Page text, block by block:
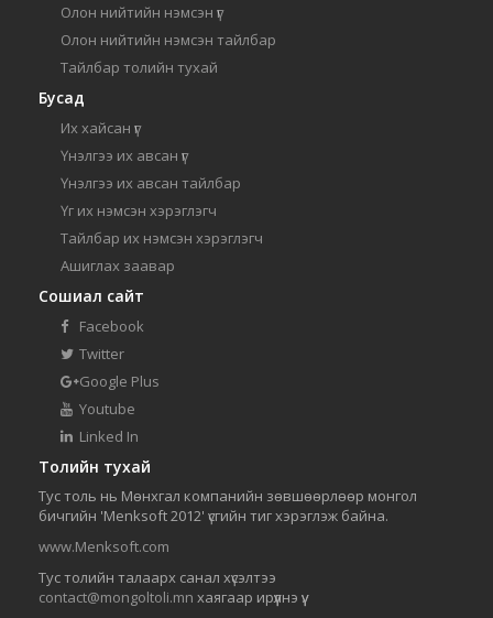
Олон нийтийн нэмсэн үг
Олон нийтийн нэмсэн тайлбар
Тайлбар толийн тухай
Бусад
Их хайсан үг
Үнэлгээ их авсан үг
Үнэлгээ их авсан тайлбар
Үг их нэмсэн хэрэглэгч
Тайлбар их нэмсэн хэрэглэгч
Ашиглах заавар
Сошиал сайт
Facebook
Twitter
Google Plus
Youtube
Linked In
Толийн тухай
Тус толь нь Мөнхгал компанийн зөвшөөрлөөр монгол
бичгийн 'Menksoft 2012' үсгийн тиг хэрэглэж байна.
www.Menksoft.com
Тус толийн талаарх санал хүсэлтээ
contact@mongoltoli.mn хаягаар ирүүлнэ үү.